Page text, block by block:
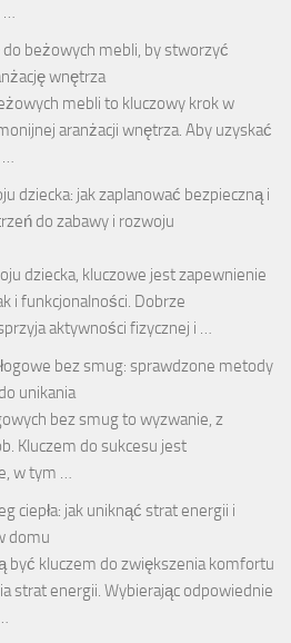
…
do beżowych mebli, by stworzyć
wnętrza
mebli to kluczowy krok w
aranżacji wnętrza. Aby uzyskać
…
dziecka: jak zaplanować bezpieczną i
do zabawy i rozwoju
dziecka, kluczowe jest zapewnienie
i funkcjonalności. Dobrze
aktywności fizycznej i …
bez smug: sprawdzone metody
unikania
bez smug to wyzwanie, z
Kluczem do sukcesu jest
w tym …
ciepła: jak uniknąć strat energii i
domu
być kluczem do zwiększenia komfortu
strat energii. Wybierając odpowiednie